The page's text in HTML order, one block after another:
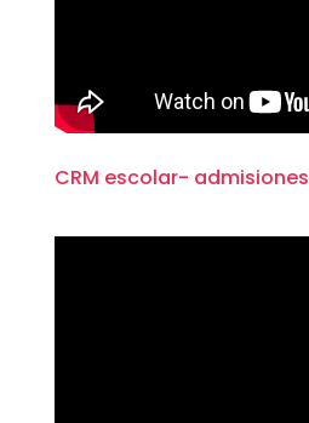
CRM escolar- admisiones